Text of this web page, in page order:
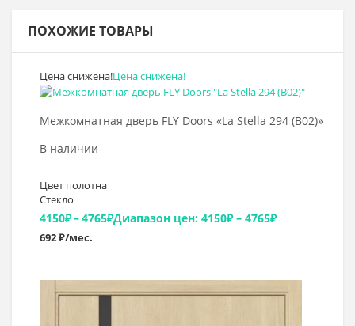
ПОХОЖИЕ ТОВАРЫ
Цена снижена!Цена снижена!
Межкомнатная дверь FLY Doors «La Stella 294 (B02)»
В наличии
Цвет полотна
Стекло
4150₽–4765₽Диапазон цен: 4150₽ – 4765₽
692 ₽/мес.
Выбрать >
Выбрать >